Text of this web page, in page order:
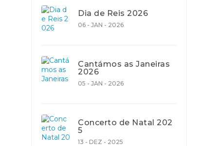
Dia de Reis 2026
06 - JAN - 2026
Cantámos as Janeiras
2026
05 - JAN - 2026
Concerto de Natal 202
5
13 - DEZ - 2025